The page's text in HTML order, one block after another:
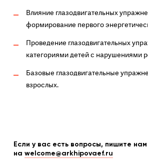
Влияние глазодвигательных
формирование первого
Проведение глазодвигательных
категориями детей с нарушениями
Базовые глазодвигательные
взрослых.
Если у вас есть вопросы, пишите нам
на welcome@arkhipovaef.ru